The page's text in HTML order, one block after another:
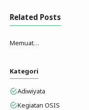
Related Posts
Memuat…
Kategori
Adiwiyata
Kegiatan OSIS